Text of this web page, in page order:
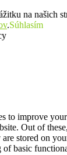
na našich
.Súhlasím
to improve
Out of
are stored on
basic